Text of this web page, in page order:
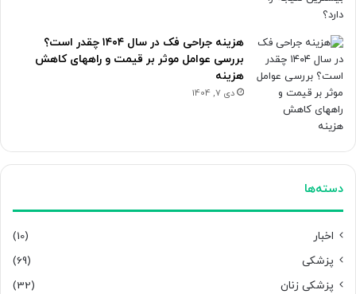
هزینه جراحی فک در سال ۱۴۰۴ چقدر است؟
بررسی عوامل موثر بر قیمت و راههای کاهش
هزینه
دی 7, 1404
دسته‌ها
اخبار
(10)
پزشکی
(69)
پزشکی زنان
(32)